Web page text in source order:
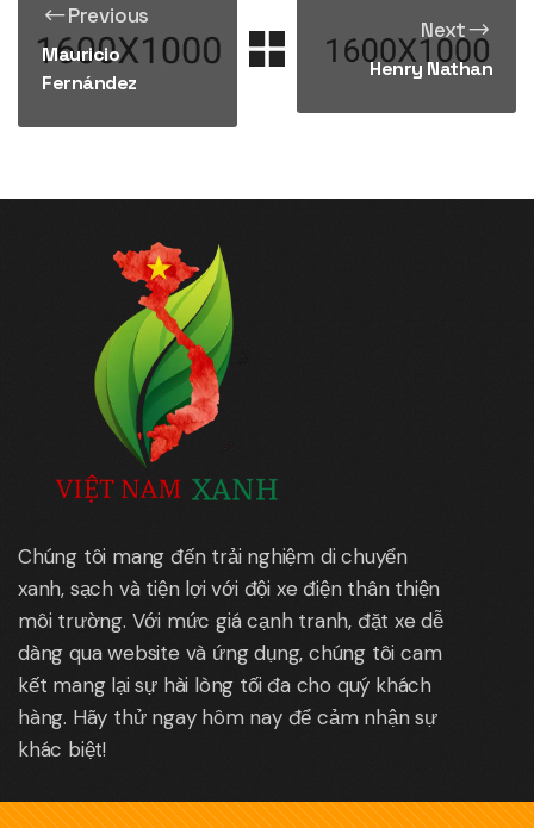
Previous
Mauricio
Fernández
Next
Henry Nathan
Chúng tôi mang đến trải nghiệm di chuyển
xanh, sạch và tiện lợi với đội xe điện thân thiện
môi trường. Với mức giá cạnh tranh, đặt xe dễ
dàng qua website và ứng dụng, chúng tôi cam
kết mang lại sự hài lòng tối đa cho quý khách
hàng. Hãy thử ngay hôm nay để cảm nhận sự
khác biệt!